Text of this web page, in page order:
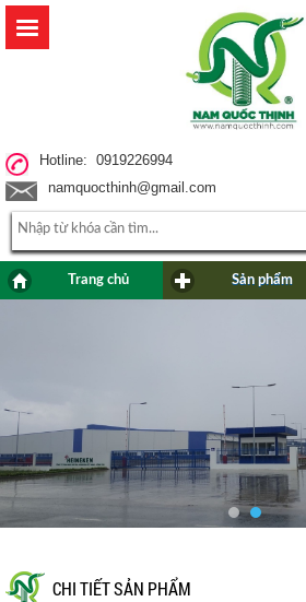
Hotline: 0919226994
namquocthinh@gmail.com
Trang chủ Sản phẩm
CHI TIẾT SẢN PHẨM